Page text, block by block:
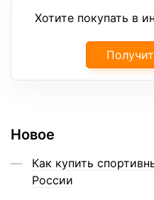
Хотите покупать в
Новое
Как купить
России